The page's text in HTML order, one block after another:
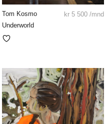
Tom Kosmo
Underworld
kr 5 500 /mnd